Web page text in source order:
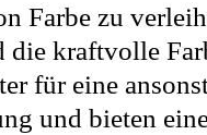
Farbe zu
die kraftvolle
für eine
und bieten